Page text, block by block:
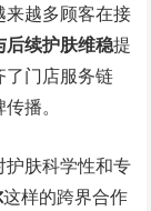
越多顾客在接
后续护肤维稳提
了门店服务链
播。
肤科学性和专
这样的跨界合作